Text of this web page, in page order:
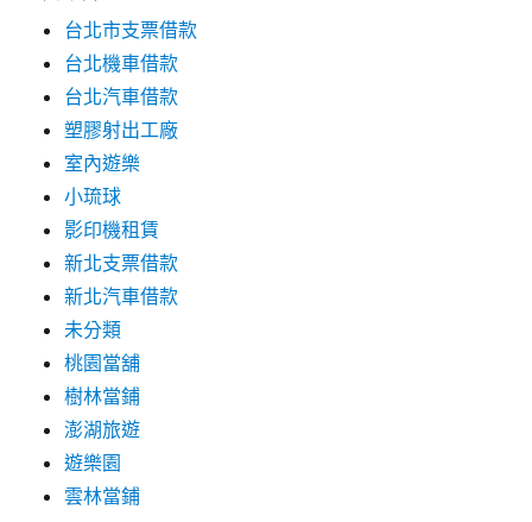
台北市支票借款
台北機車借款
台北汽車借款
塑膠射出工廠
室內遊樂
小琉球
影印機租賃
新北支票借款
新北汽車借款
未分類
桃園當舖
樹林當鋪
澎湖旅遊
遊樂園
雲林當鋪